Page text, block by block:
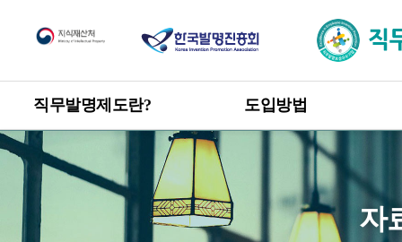
직무발명제도
직무발명제도란?
한눈에 보는 직무발명제도
개요
목적 및 취지
관련 발명진흥법 및 시행령
도입방법
도입방법 안내
신고 · 승계 절차
직무발명 권리관계
직무발명 보상 자